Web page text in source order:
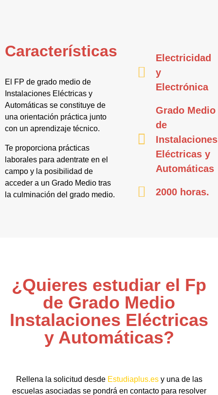
Características
El FP de grado medio de
Instalaciones Eléctricas y
Automáticas se constituye de
una orientación práctica junto
con un aprendizaje técnico.
Te proporciona prácticas
laborales para adentrate en el
campo y la posibilidad de
acceder a un Grado Medio tras
la culminación del grado medio.
Electricidad
y
Electrónica
Grado Medio
de
Instalaciones
Eléctricas y
Automáticas
2000 horas.
¿Quieres estudiar el Fp
de Grado Medio
Instalaciones Eléctricas
y Automáticas?
Rellena la solicitud desde Estudiaplus.esy una de las
escuelas asociadas se pondrá en contacto para resolver